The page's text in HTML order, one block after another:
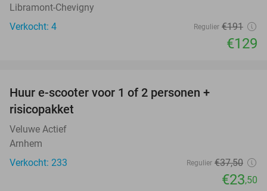
Libramont-Chevigny
Verkocht: 4
Regulier €191
€129
Huur e-scooter voor 1 of 2 personen +
risicopakket
Veluwe Actief
Arnhem
Verkocht: 233
Regulier €37,50
€23,50